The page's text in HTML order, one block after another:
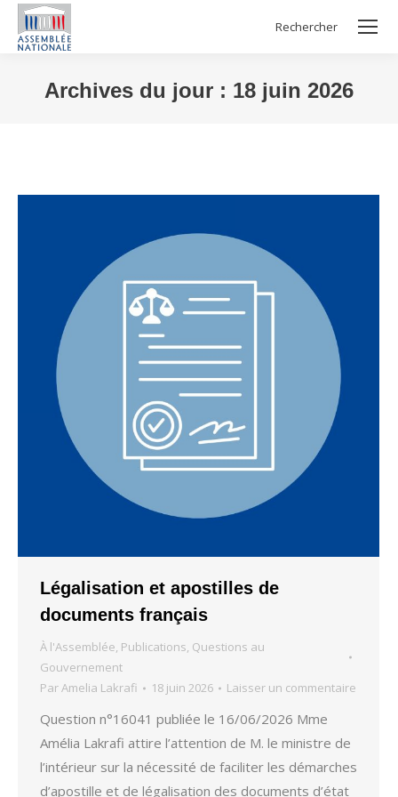
Search:
Rechercher
Archives du jour : 18 juin 2026
Légalisation et apostilles de
documents français
À l'Assemblée, Publications, Questions au
Gouvernement
ParAmelia Lakrafi 18 juin 2026 Laisser un commentaire
Question n°16041 publiée le 16/06/2026 Mme
Amélia Lakrafi attire l’attention de M. le ministre de
l’intérieur sur la nécessité de faciliter les démarches
d’apostille et de légalisation des documents d’état